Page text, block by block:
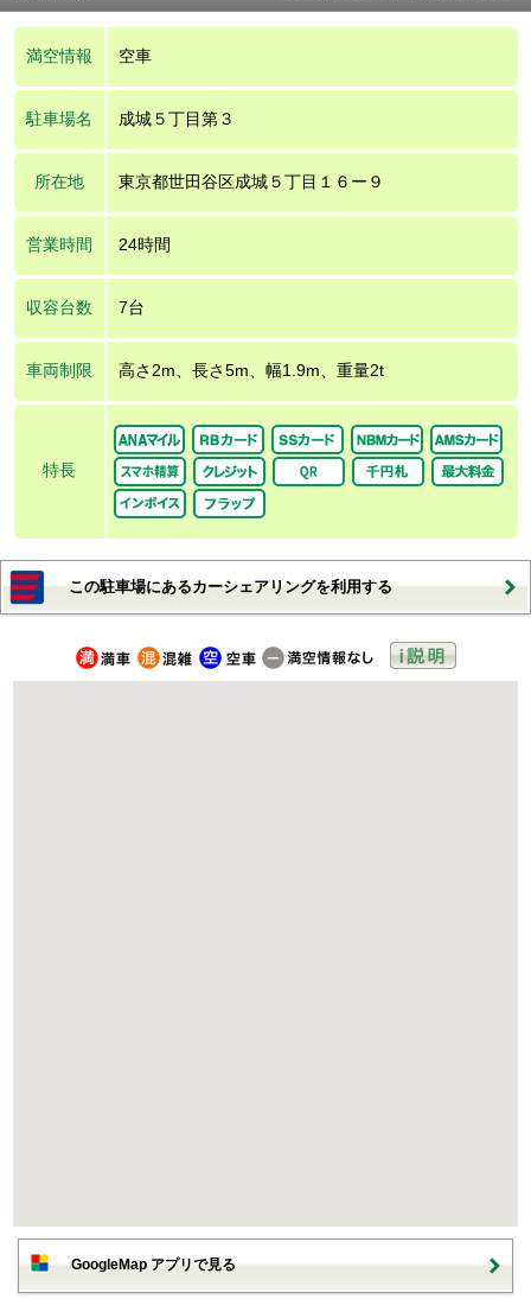
満空情報 空車
駐車場名 成城５丁目第３
所在地 東京都世田谷区成城５丁目１６ー９
営業時間 24時間
収容台数 7台
車両制限 高さ2m、長さ5m、幅1.9m、重量2t
特長
この駐車場にあるカーシェアリングを利用する
GoogleMap アプリで見る